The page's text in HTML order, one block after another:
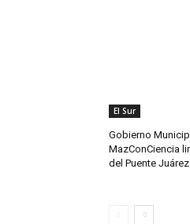
El Sur
Gobierno
MazConCiencia
del Puente Juárez